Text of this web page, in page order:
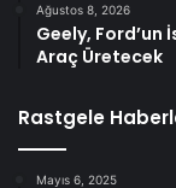
Ağustos 8, 2026
Geely, Ford’un
Araç Üretecek
Rastgele
Mayıs 6, 2025